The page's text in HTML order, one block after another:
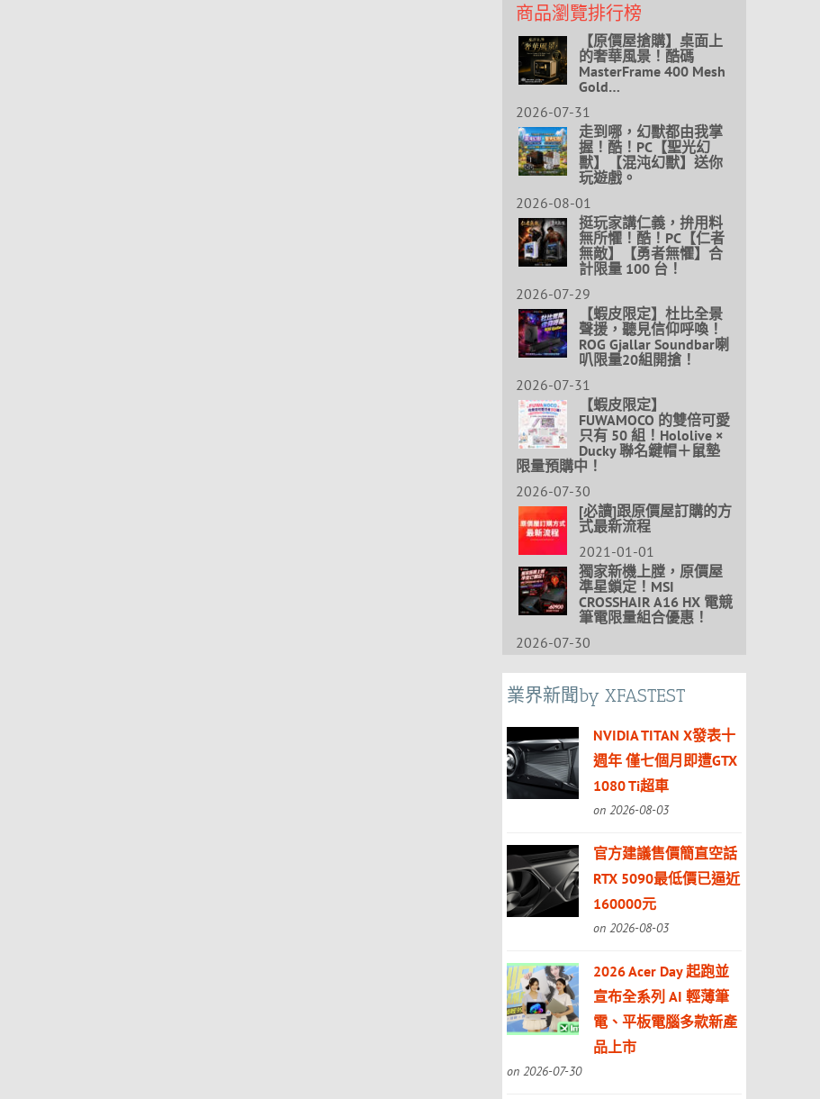
商品瀏覽排行榜
【原價屋搶購】桌面上
的奢華風景！酷碼
MasterFrame 400 Mesh
Gold…
2026-07-31
走到哪，幻獸都由我掌
握！酷！PC【聖光幻
獸】【混沌幻獸】送你
玩遊戲。
2026-08-01
挺玩家講仁義，拚用料
無所懼！酷！PC【仁者
無敵】【勇者無懼】合
計限量 100 台！
2026-07-29
【蝦皮限定】杜比全景
聲援，聽見信仰呼喚！
ROG Gjallar Soundbar喇
叭限量20組開搶！
2026-07-31
【蝦皮限定】
FUWAMOCO 的雙倍可愛
只有 50 組！Hololive ×
Ducky 聯名鍵帽＋鼠墊
限量預購中！
2026-07-30
[必讀]跟原價屋訂購的方
式最新流程
2021-01-01
獨家新機上膛，原價屋
準星鎖定！MSI
CROSSHAIR A16 HX 電競
筆電限量組合優惠！
2026-07-30
業界新聞by XFASTEST
NVIDIA TITAN X發表十
週年 僅七個月即遭GTX
1080 Ti超車
on 2026-08-03
官方建議售價簡直空話
RTX 5090最低價已逼近
160000元
on 2026-08-03
2026 Acer Day 起跑並
宣布全系列 AI 輕薄筆
電、平板電腦多款新產
品上市
on 2026-07-30